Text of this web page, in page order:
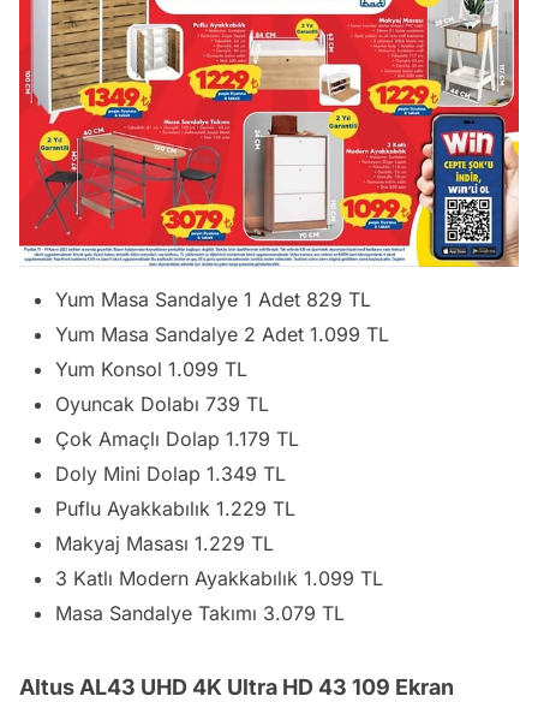
Yum Masa Sandalye 1 Adet 829 TL
Yum Masa Sandalye 2 Adet 1.099 TL
Yum Konsol 1.099 TL
Oyuncak Dolabı 739 TL
Çok Amaçlı Dolap 1.179 TL
Doly Mini Dolap 1.349 TL
Puflu Ayakkabılık 1.229 TL
Makyaj Masası 1.229 TL
3 Katlı Modern Ayakkabılık 1.099 TL
Masa Sandalye Takımı 3.079 TL
Altus AL43 UHD 4K Ultra HD 43 109 Ekran